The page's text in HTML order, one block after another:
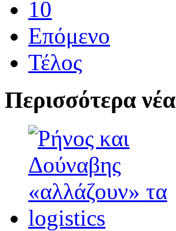
10
Επόμενο
Τέλος
Περισσότερα νέα